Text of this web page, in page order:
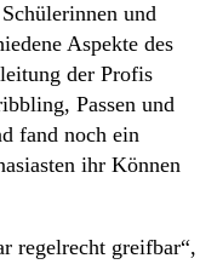
und
Aspek­te des
der Profis
Passen und
fand noch ein
ihr Können
regel­recht greif­bar“,